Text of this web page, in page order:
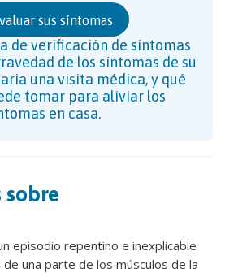
sus síntomas
de verificación de síntomas
de los síntomas de su
una visita médica, y qué
tomar para aliviar los
en casa.
episodio repentino e inexplicable
una parte de los músculos de la